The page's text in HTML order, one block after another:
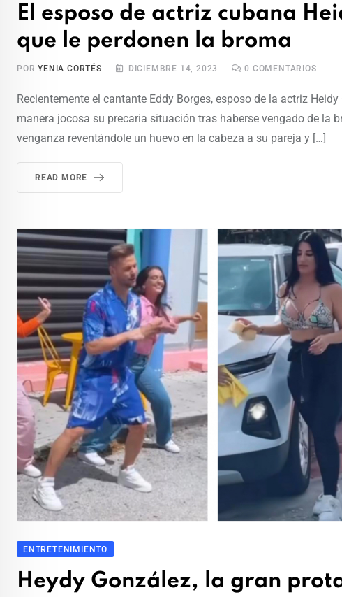
El esposo de actriz cubana
que le perdonen la broma
PORYENIA CORTÉS DICIEMBRE 14, 2023 0 COMENTARIOS
Recientemente el cantante Eddy Borges, esposo de la actriz
manera jocosa su precaria situación tras haberse vengado de la
venganza reventándole un huevo en la cabeza a su pareja y […]
READ MORE
ENTRETENIMIENTO
Heydy González, la gran